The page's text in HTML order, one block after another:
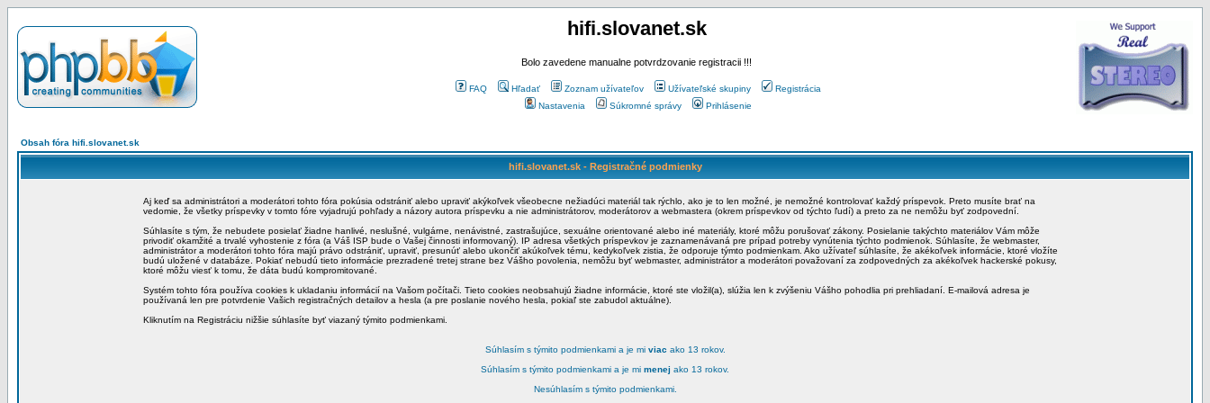
hifi.slovanet.sk
Bolo zavedene manualne potvrdzovanie registracii !!!
FAQ Hľadať Zoznam užívateľov Užívateľské skupiny
Registrácia
Nastavenia
Súkromné správy Prihlásenie
Obsah fóra hifi.slovanet.sk
hifi.slovanet.sk - Registračné podmienky
Aj keď sa administrátori a moderátori tohto fóra pokúsia odstrániť alebo upraviť akýkoľvek všeobecne nežiadúci materiál tak rýchlo, ako je to len možné, je nemožné kontrolovať každý príspevok. Preto musíte brať na
vedomie, že všetky príspevky v tomto fóre vyjadrujú pohľady a názory autora príspevku a nie administrátorov, moderátorov a webmastera (okrem príspevkov od týchto ľudí) a preto za ne nemôžu byť zodpovední.
Súhlasíte s tým, že nebudete posielať žiadne hanlivé, neslušné, vulgárne, nenávistné, zastrašujúce, sexuálne orientované alebo iné materiály, ktoré môžu porušovať zákony. Posielanie takýchto materiálov Vám môže
privodiť okamžité a trvalé vyhostenie z fóra (a Váš ISP bude o Vašej činnosti informovaný). IP adresa všetkých príspevkov je zaznamenávaná pre prípad potreby vynútenia týchto podmienok. Súhlasíte, že webmaster,
administrátor a moderátori tohto fóra majú právo odstrániť, upraviť, presunúť alebo ukončiť akúkoľvek tému, kedykoľvek zistia, že odporuje týmto podmienkam. Ako užívateľ súhlasíte, že akékoľvek informácie, ktoré vložíte
budú uložené v databáze. Pokiať nebudú tieto informácie prezradené tretej strane bez Vášho povolenia, nemôžu byť webmaster, administrátor a moderátori považovaní za zodpovedných za akékoľvek hackerské pokusy,
ktoré môžu viesť k tomu, že dáta budú kompromitované.
Systém tohto fóra používa cookies k ukladaniu informácií na Vašom počítači. Tieto cookies neobsahujú žiadne informácie, ktoré ste vložil(a), slúžia len k zvýšeniu Vášho pohodlia pri prehliadaní. E-mailová adresa je
používaná len pre potvrdenie Vašich registračných detailov a hesla (a pre poslanie nového hesla, pokiaľ ste zabudol aktuálne).
Kliknutím na Registráciu nižšie súhlasíte byť viazaný týmito podmienkami.
Súhlasím s týmito podmienkami a je mi viac ako 13 rokov.
Súhlasím s týmito podmienkami a je mi menej ako 13 rokov.
Nesúhlasím s týmito podmienkami.